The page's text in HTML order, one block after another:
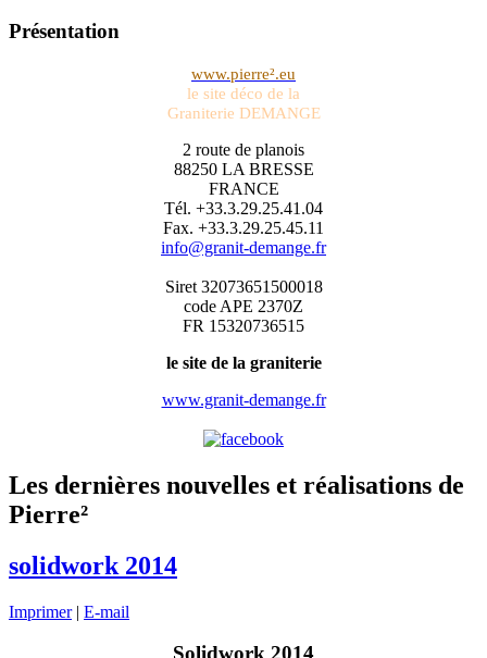
Présentation
www.pierre².eu
le site déco de la
Graniterie DEMANGE
2 route de planois
88250 LA BRESSE
FRANCE
Tél. +33.3.29.25.41.04
Fax. +33.3.29.25.45.11
info@granit-demange.fr
Siret 32073651500018
code APE 2370Z
FR 15320736515
le site de la graniterie
www.granit-demange.fr
Les dernières nouvelles et réalisations de
Pierre²
solidwork 2014
Imprimer| E-mail